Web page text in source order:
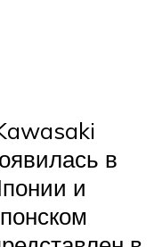
в
и